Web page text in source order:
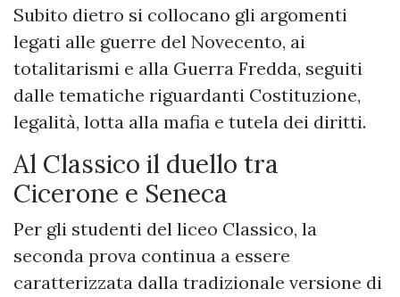
Subito dietro si collocano gli argomenti
legati alle guerre del Novecento, ai
totalitarismi e alla Guerra Fredda, seguiti
dalle tematiche riguardanti Costituzione,
legalità, lotta alla mafia e tutela dei diritti.
Al Classico il duello tra
Cicerone e Seneca
Per gli studenti del liceo Classico, la
seconda prova continua a essere
caratterizzata dalla tradizionale versione di